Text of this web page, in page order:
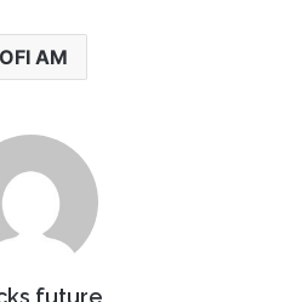
OFI AM